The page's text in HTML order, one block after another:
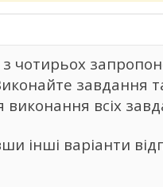
чотирьох
завдання
всіх
варіанти